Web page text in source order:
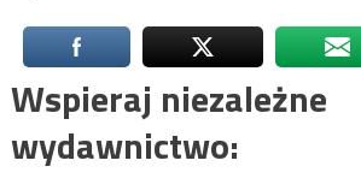
Wspieraj niezależne
wydawnictwo: